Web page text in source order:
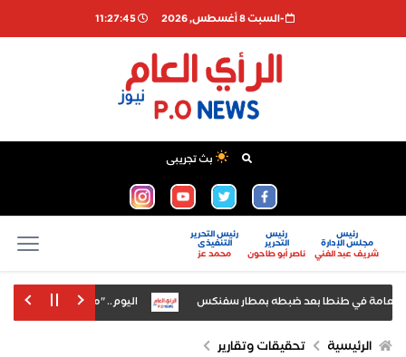
-السبت 8 أغسطس, 2026 11:27:46
بث تجريبى
رئيس
مجلس الإدارة
شريف عبد الغني
رئيس
التحرير
ناصر أبو طاحون
رئيس التحرير
التنفيذى
محمد عز
في طنطا بعد ضبطه بمطار سفنكس اليوم.. "مستريح زفتى" أمام
الرئيسية تحقيقات وتقارير